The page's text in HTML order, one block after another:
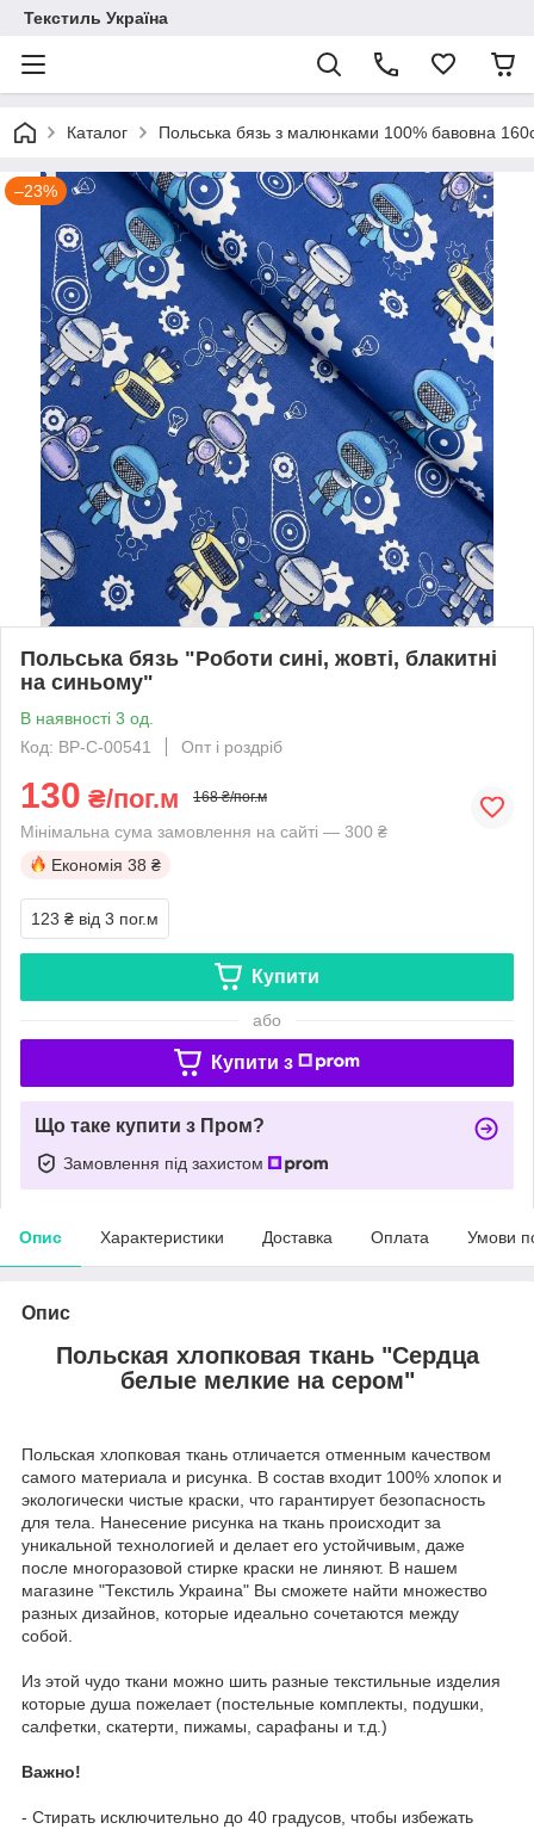
Текстиль Україна
Каталог Польська бязь з малюнками 100% бавовна
–23%
Польська бязь "Роботи сині, жовті, блакитні
на синьому"
В наявності 3 од.
Код: BP-C-00541
Опт і роздріб
130 ₴/пог.м 168 ₴/пог.м
Мінімальна сума замовлення на сайті — 300 ₴
Економія 38 ₴
123 ₴ від 3 пог.м
Купити
або
Купити з
Що таке купити з Пром?
Замовлення під захистом
Опис Характеристики Доставка Оплата Умови
Опис
Польская хлопковая ткань "Сердца
белые мелкие на сером"
Польская хлопковая ткань отличается отменным качеством
самого материала и рисунка. В состав входит 100% хлопок и
экологически чистые краски, что гарантирует безопасность
для тела. Нанесение рисунка на ткань происходит за
уникальной технологией и делает его устойчивым, даже
после многоразовой стирке краски не линяют. В нашем
магазине "Текстиль Украина" Вы сможете найти множество
разных дизайнов, которые идеально сочетаются между
собой.
Из этой чудо ткани можно шить разные текстильные изделия
которые душа пожелает (постельные комплекты, подушки,
салфетки, скатерти, пижамы, сарафаны и т.д.)
Важно!
- Стирать исключительно до 40 градусов, чтобы избежать